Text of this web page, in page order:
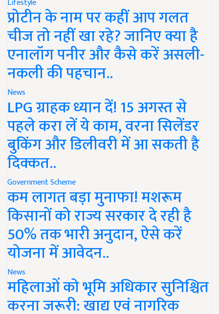
प्रोटीन के नाम पर कहीं आप गलत
चीज तो नहीं खा रहे? जानिए क्या है
एनालॉग पनीर और कैसे करें असली-
नकली की पहचान..
News
LPG ग्राहक ध्यान दें! 15 अगस्त से
पहले करा लें ये काम, वरना सिलेंडर
बुकिंग और डिलीवरी में आ सकती है
दिक्कत..
Government Scheme
कम लागत बड़ा मुनाफा! मशरूम
किसानों को राज्य सरकार दे रही है
50% तक भारी अनुदान, ऐसे करें
योजना में आवेदन..
News
महिलाओं को भूमि अधिकार सुनिश्चित
करना जरूरी: खाद्य एवं नागरिक